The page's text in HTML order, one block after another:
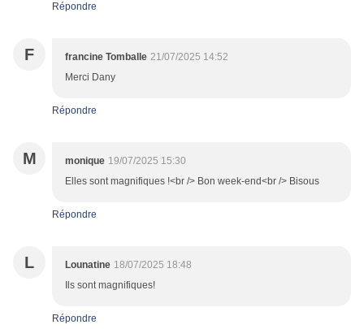
Répondre
F francine Tomballe 21/07/2025 14:52
Merci Dany
Répondre
M monique 19/07/2025 15:30
Elles sont magnifiques !<br /> Bon week-end<br /> Bisous
Répondre
L Lounatine 18/07/2025 18:48
Ils sont magnifiques!
Répondre